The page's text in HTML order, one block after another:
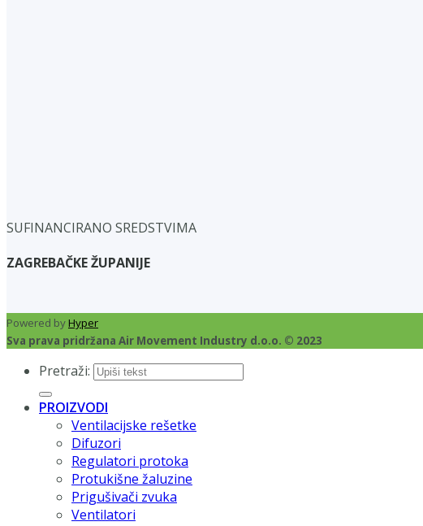
SUFINANCIRANO SREDSTVIMA
ZAGREBAČKE ŽUPANIJE
Powered byHyper
Sva prava pridržana Air Movement Industry d.o.o. © 2023
Pretraži:
PROIZVODI
Ventilacijske rešetke
Difuzori
Regulatori protoka
Protukišne žaluzine
Prigušivači zvuka
Ventilatori